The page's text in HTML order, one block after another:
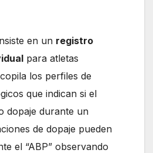
en un registro
para atletas
los perfiles de
que indican si el
dopaje durante un
de dopaje pueden
el “ABP” observando